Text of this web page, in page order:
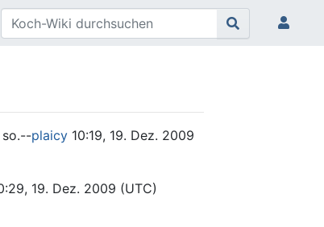
so.--plaicy 10:19, 19. Dez. 2009
19. Dez. 2009 (UTC)